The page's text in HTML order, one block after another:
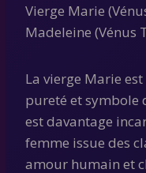
Vierge Marie
Madeleine (Vénus
La vierge Marie
pureté et symbole
est davantage
femme issue des
amour humain et